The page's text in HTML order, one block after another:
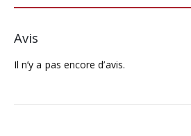
Avis
Il n’y a pas encore d’avis.